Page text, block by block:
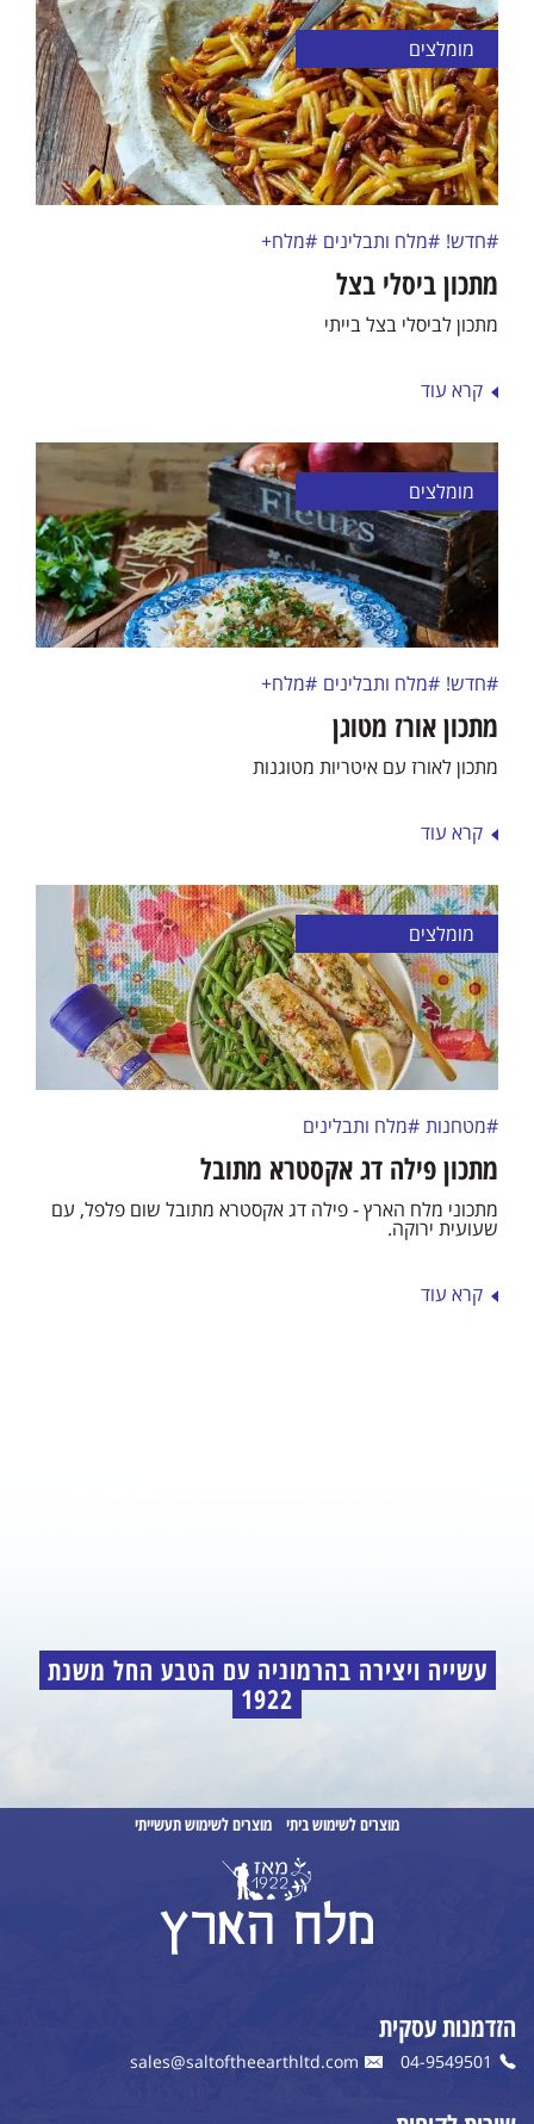
מומלצים
#חדש! #מלח ותבלינים #מלח+
מתכון ביסלי בצל
מתכון לביסלי בצל בייתי
קרא עוד
מומלצים
#חדש! #מלח ותבלינים #מלח+
מתכון אורז מטוגן
מתכון לאורז עם איטריות מטוגנות
קרא עוד
מומלצים
#מטחנות #מלח ותבלינים
מתכון פילה דג אקסטרא מתובל
מתכוני מלח הארץ - פילה דג אקסטרא מתובל שום פלפל, עם
שעועית ירוקה.
קרא עוד
עשייה ויצירה בהרמוניה עם הטבע החל משנת
1922
מוצרים לשימוש ביתי מוצרים לשימוש תעשייתי
הזדמנות עסקית
04-9549501
sales@saltoftheearthltd.com